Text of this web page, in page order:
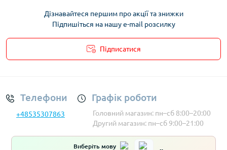
Дізнавайтеся першим про акції та знижки
Підпишіться на нашу e-mail розсилку
Підписатися
Телефони
+48535307863
Графік роботи
Головний магазин: пн–сб 8:00–20:00
Другий магазин: пн–сб 9:00–21:00
Виберіть мову